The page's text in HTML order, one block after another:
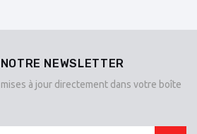
NEWSLETTER
à jour directement dans votre boîte